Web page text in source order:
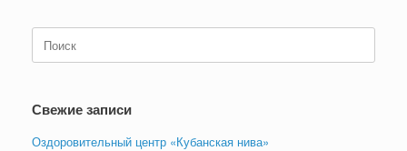
Поиск
по:
Свежие записи
Оздоровительный центр «Кубанская нива»